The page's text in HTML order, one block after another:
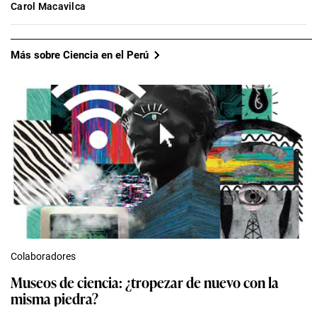
Carol Macavilca
Más sobre Ciencia en el Perú
Colaboradores
Museos de ciencia: ¿tropezar de nuevo con la
misma piedra?